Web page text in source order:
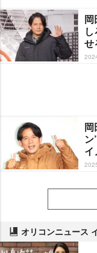
岡
せ
岡
イ
オリコンニュース